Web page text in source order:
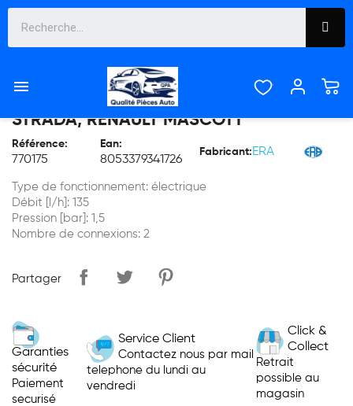

POMPE À CARBURANT FIAT PALIO
STRADA, RENAULT MASCOTT
Référence:
770175
Ean:
8053379341726
Fabricant: ERA
Type de fonctionnement: électrique
Débit [l/h]: 135
Pression [bar]: 1,5
Nombre de connexions: 2
Partager
Garanties
sécurité
Paiement
securisé
Service Client
Contactez nous par mail
telephone du lundi au
vendredi
Click &
Collect
Retrait
possible au
magasin